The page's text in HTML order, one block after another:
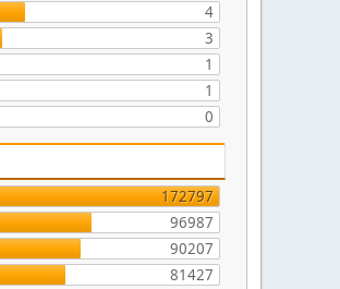
4
3
1
1
0
172797
96987
90207
81427